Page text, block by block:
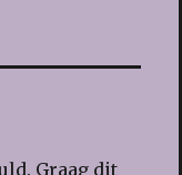
Graag dit